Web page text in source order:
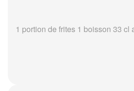
1 portion de frites 1 boisson 33 cl